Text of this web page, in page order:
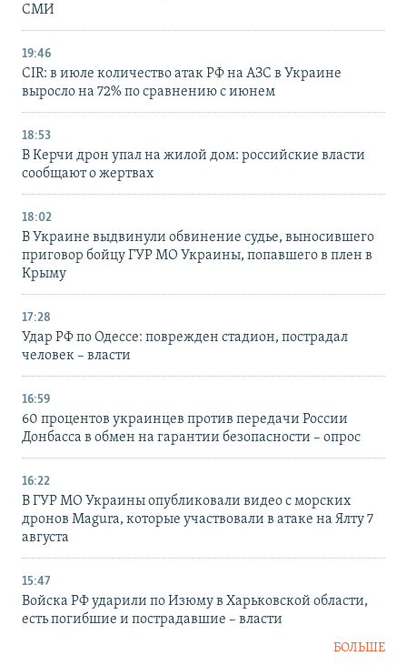
СМИ
19:46
CIR: в июле количество атак РФ на АЗС в Украине
выросло на 72% по сравнению с июнем
18:53
В Керчи дрон упал на жилой дом: российские власти
сообщают о жертвах
18:02
В Украине выдвинули обвинение судье, выносившего
приговор бойцу ГУР МО Украины, попавшего в плен в
Крыму
17:28
Удар РФ по Одессе: поврежден стадион, пострадал
человек – власти
16:59
60 процентов украинцев против передачи России
Донбасса в обмен на гарантии безопасности – опрос
16:22
В ГУР МО Украины опубликовали видео с морских
дронов Magura, которые участвовали в атаке на Ялту 7
августа
15:47
Войска РФ ударили по Изюму в Харьковской области,
есть погибшие и пострадавшие – власти
БОЛЬШЕ